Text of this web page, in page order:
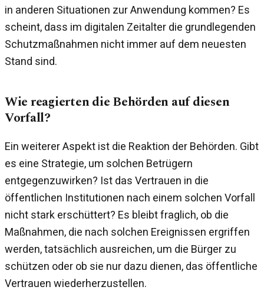
in anderen Situationen zur Anwendung kommen? Es
scheint, dass im digitalen Zeitalter die grundlegenden
Schutzmaßnahmen nicht immer auf dem neuesten
Stand sind.
Wie reagierten die Behörden auf diesen
Vorfall?
Ein weiterer Aspekt ist die Reaktion der Behörden. Gibt
es eine Strategie, um solchen Betrügern
entgegenzuwirken? Ist das Vertrauen in die
öffentlichen Institutionen nach einem solchen Vorfall
nicht stark erschüttert? Es bleibt fraglich, ob die
Maßnahmen, die nach solchen Ereignissen ergriffen
werden, tatsächlich ausreichen, um die Bürger zu
schützen oder ob sie nur dazu dienen, das öffentliche
Vertrauen wiederherzustellen.